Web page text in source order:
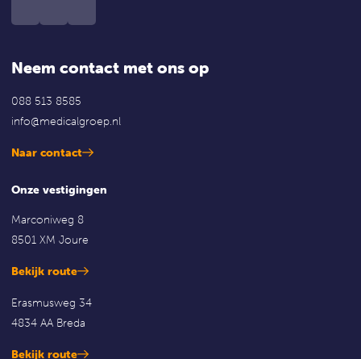
Neem contact met ons op
088 513 8585
info@medicalgroep.nl
Naar contact
Onze vestigingen
Marconiweg 8
8501 XM Joure
Bekijk route
Erasmusweg 34
4834 AA Breda
Bekijk route